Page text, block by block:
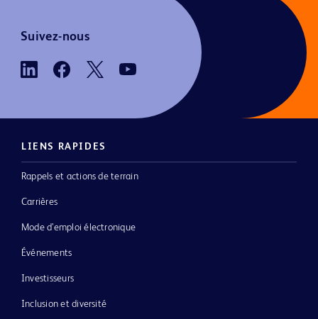
Suivez-nous
LIENS RAPIDES
Rappels et actions de terrain
Carrières
Mode d’emploi électronique
Événements
Investisseurs
Inclusion et diversité